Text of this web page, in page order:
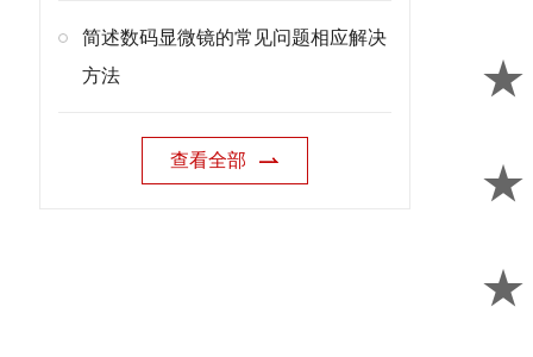
简述数码显微镜的常见问题相应解决
方法
查看全部
★
★
★